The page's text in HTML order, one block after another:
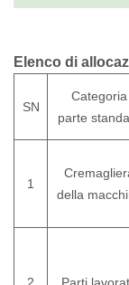
Elenco di
SN
Categoria
parte
1
della